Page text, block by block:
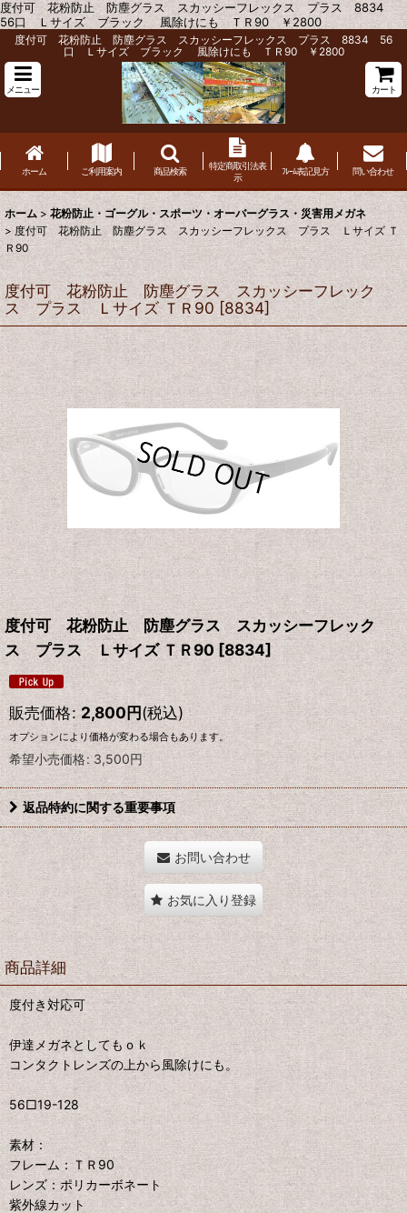
度付可 花粉防止 防塵グラス スカッシーフレックス プラス 8834
56口 Ｌサイズ ブラック 風除けにも ＴＲ90 ￥2800
度付可 花粉防止 防塵グラス スカッシーフレックス プラス 8834 56
口 Ｌサイズ ブラック 風除けにも ＴＲ90 ￥2800
メニュー カート
ホーム ご利用案内 商品検索
特定商取引法表
示
ﾌﾚｰﾑ表記見方 問い合わせ
ホーム > 花粉防止・ゴーグル・スポーツ・オーバーグラス・災害用メガネ
> 度付可 花粉防止 防塵グラス スカッシーフレックス プラス Ｌサイズ Ｔ
Ｒ90
度付可 花粉防止 防塵グラス スカッシーフレック
ス プラス Ｌサイズ ＴＲ90 [8834]
度付可 花粉防止 防塵グラス スカッシーフレック
ス プラス Ｌサイズ ＴＲ90 [8834]
販売価格: 2,800円(税込)
オプションにより価格が変わる場合もあります。
希望小売価格: 3,500円
返品特約に関する重要事項
お問い合わせ
お気に入り登録
商品詳細
度付き対応可
伊達メガネとしてもｏｋ
コンタクトレンズの上から風除けにも。
56□19-128
素材：
フレーム：ＴＲ90
レンズ：ポリカーボネート
紫外線カット